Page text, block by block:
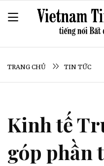
TRANG CHỦ TIN TỨC
Kinh tế
góp phần